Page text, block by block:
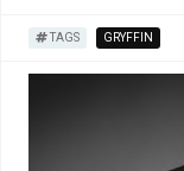
TAGS GRYFFIN